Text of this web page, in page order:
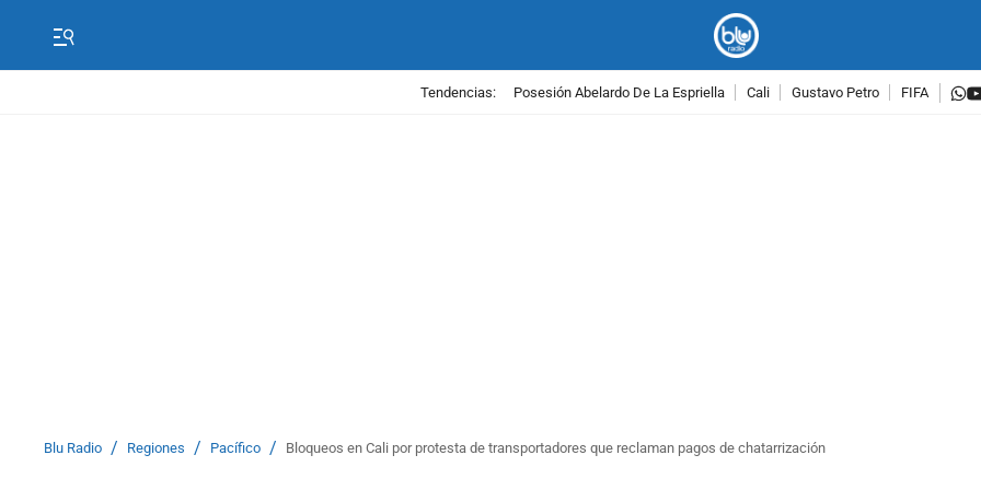
Tendencias: Posesión Abelardo De La Espriella Cali Gustavo Petro FIFA
Blu Radio / Regiones / Pacífico / Bloqueos en Cali por protesta de transportadores que reclaman pagos de chatarrización